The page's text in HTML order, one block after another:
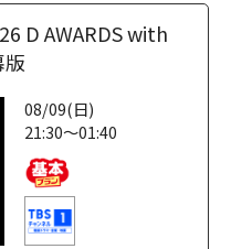
D AWARDS with
08/09(日)
21:30～01:40